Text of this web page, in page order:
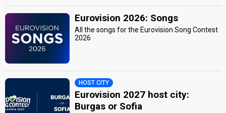
Eurovision 2026: Songs
All the songs for the Eurovision Song Contest
2026
HOST CITY
Eurovision 2027 host city:
Burgas or Sofia